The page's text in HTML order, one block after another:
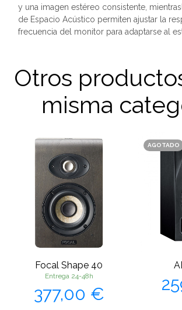
y una imagen estéreo consistente,
de Espacio Acústico permiten ajustar la
frecuencia del monitor para adaptarse al
Otros
misma
Focal Shape 40
Entrega 24-48h
Precio
377,00 €
AGOTADO